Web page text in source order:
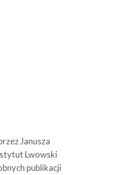
Janusza
Lwowski
publikacji